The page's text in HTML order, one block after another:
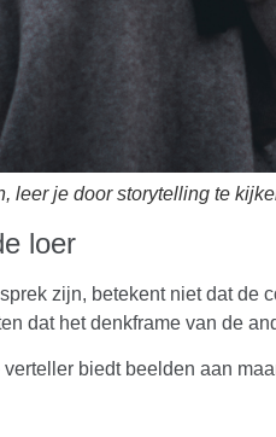
leer je door storytelling te
loer
zijn, betekent niet dat
dat het denkframe van de
biedt beelden aan